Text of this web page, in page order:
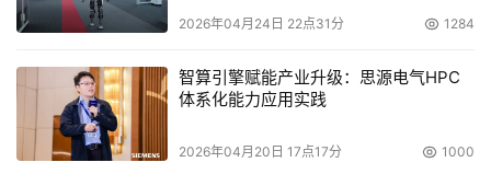
2026年04月24日 22点31分 1284
智算引擎赋能产业升级：思源电气HPC
体系化能力应用实践
2026年04月20日 17点17分 1000